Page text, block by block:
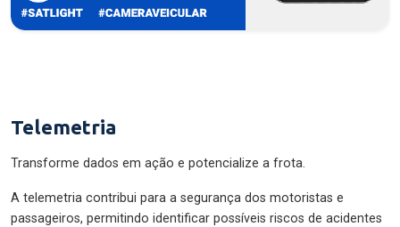
Telemetria
Transforme dados em ação e potencialize a frota.
A telemetria contribui para a segurança dos motoristas e
passageiros, permitindo identificar possíveis riscos de acidentes